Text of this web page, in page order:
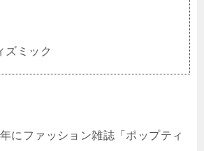
ズミック
にファッション雑誌「ポップティ